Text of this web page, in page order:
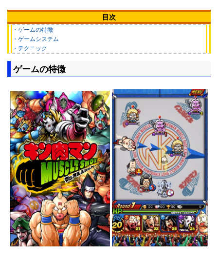
目次
・ゲームの特徴
・ゲームシステム
・テクニック
ゲームの特徴